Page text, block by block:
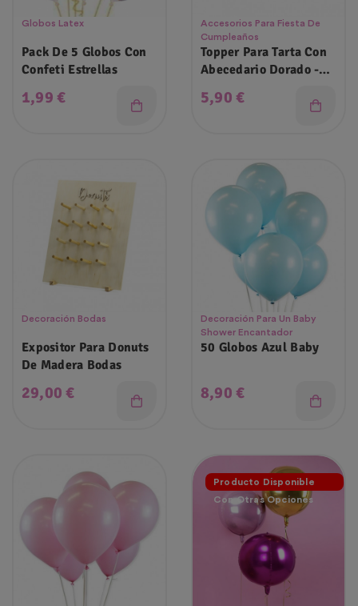
Globos Latex
Pack De 5 Globos Con
Confeti Estrellas
Precio
1,99 €
Accesorios Para Fiesta De
Cumpleaños
Topper Para Tarta Con
Abecedario Dorado -
Precio
5,90 €
Decoración Bodas
Expositor Para Donuts
De Madera Bodas
Precio
29,00 €
Decoración Para Un Baby
Shower Encantador
50 Globos Azul Baby
Precio
8,90 €
Producto Disponible
Con Otras Opciones